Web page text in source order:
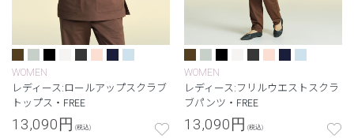
WOMEN
レディース:ロールアップスクラブ
トップス・FREE
13,090円 (税込)
WOMEN
レディース:フリルウエストスクラ
ブパンツ・FREE
13,090円 (税込)